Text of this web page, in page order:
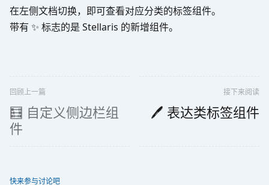
在左侧文档切换，即可查看对应分类的标签组件。
带有 ✨ 标志的是 Stellaris 的新增组件。
回顾上一篇
🧮 自定义侧边栏组
件
接下来阅读
🖊️ 表达类标签组件
快来参与讨论吧